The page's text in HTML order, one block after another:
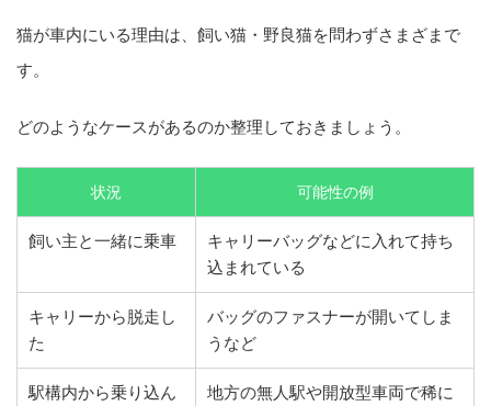
猫が車内にいる理由は、飼い猫・野良猫を問わずさまざまで
す。
どのようなケースがあるのか整理しておきましょう。
状況 可能性の例
飼い主と一緒に乗車
キャリーバッグなどに入れて持ち
込まれている
キャリーから脱走し
た
バッグのファスナーが開いてしま
うなど
駅構内から乗り込ん
地方の無人駅や開放型車両で稀に